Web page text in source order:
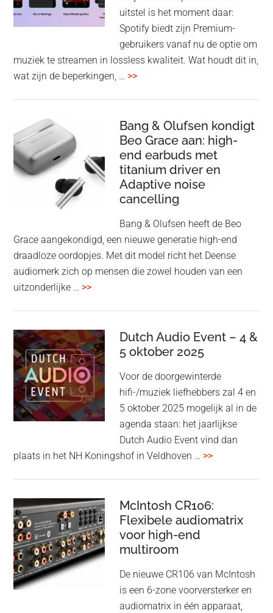
uitstel is het moment daar:
Spotify biedt zijn Premium-
gebruikers vanaf nu de optie om
muziek te streamen in lossless kwaliteit. Wat houdt dit in,
wat zijn de beperkingen, … >>overSpotify
nu
ook
in
‘lossless’
kwaliteit
Bang & Olufsen kondigt
Beo Grace aan: high-
end earbuds met
titanium driver en
Adaptive noise
cancelling
Bang & Olufsen heeft de Beo
Grace aangekondigd, een nieuwe generatie high-end
draadloze oordopjes. Met dit model richt het Deense
audiomerk zich op mensen die zowel houden van een
uitzonderlijke … >>overBang
kondigt
Beo
Grace
aan:
high-
end
earbuds
titanium
Adaptive
noise
cancelling
Dutch Audio Event – 4 &
5 oktober 2025
Voor de doorgewinterde
hifi-/muziek liefhebbers zal 4 en
5 oktober 2025 mogelijk al in de
agenda staan: het jaarlijkse
Dutch Audio Event vind dan
plaats in het NH Koningshof in Veldhoven … >>overDutch
–
4
McIntosh CR106:
Flexibele audiomatrix
voor high-end
multiroom
De nieuwe CR106 van McIntosh
is een 6-zone voorversterker en
audiomatrix in één apparaat,